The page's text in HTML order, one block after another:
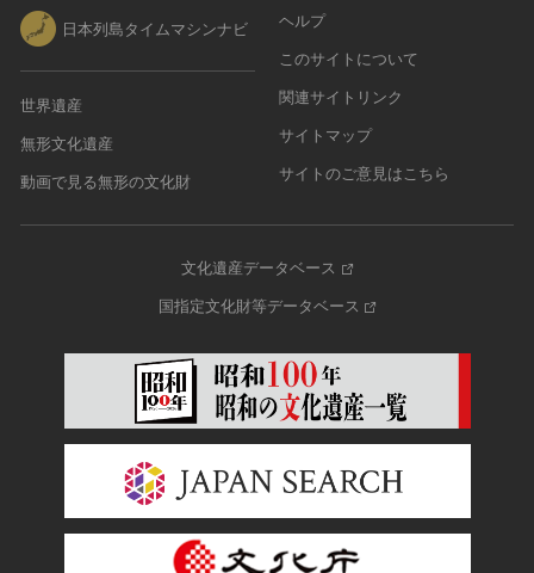
港町
その他
伝統芸能
日本列島タイムマシンナビ
世界遺産
無形文化遺産
動画で見る無形の文化財
ヘルプ
このサイトについて
関連サイトリンク
サイトマップ
サイトのご意見はこちら
文化遺産データベース
国指定文化財等データベース